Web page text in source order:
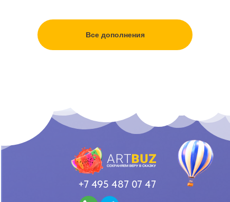
Все дополнения
+7 495 487 07 47